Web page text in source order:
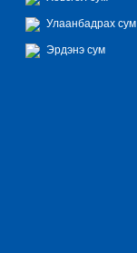
Улаанбадрах сум
Эрдэнэ сум